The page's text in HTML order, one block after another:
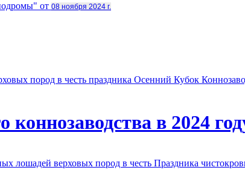
от 08 ноября 2024 г.
пород в честь праздника Осенний Кубок
в 2024
верховых пород в честь Праздника